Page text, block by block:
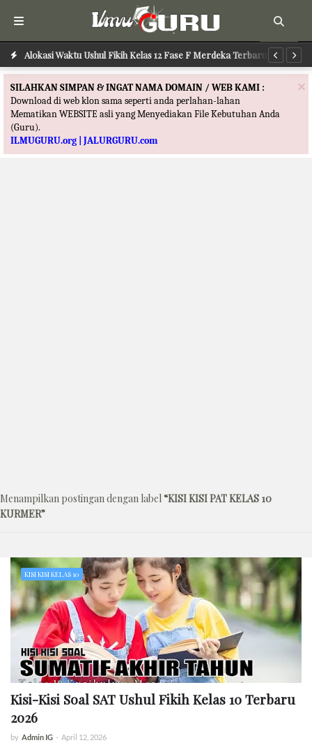
Alokasi Waktu Ushul Fikih Kelas 12 Fase F Merdeka Terbaru
Alokasi Waktu Ilmu Tafsir Kelas 12 Fase F Merdeka Terbaru
×
SILAHKAN SIMPAN & INGAT NAMA DOMAIN / WEB KAMI :
Download di web klon sama seperti anda perlahan-lahan
Mematikan WEBSITE asli yang Menyediakan File Kebutuhan Anda
(Guru).
ILMUGURU.org | JALURGURU.com
Menampilkan postingan dengan label KISI KISI PAT KELAS 10
KURMER
KISI KISI KELAS 10
Kisi-Kisi Soal SAT Ushul Fikih Kelas 10 Terbaru
2026
by Admin IG - April 12, 2026